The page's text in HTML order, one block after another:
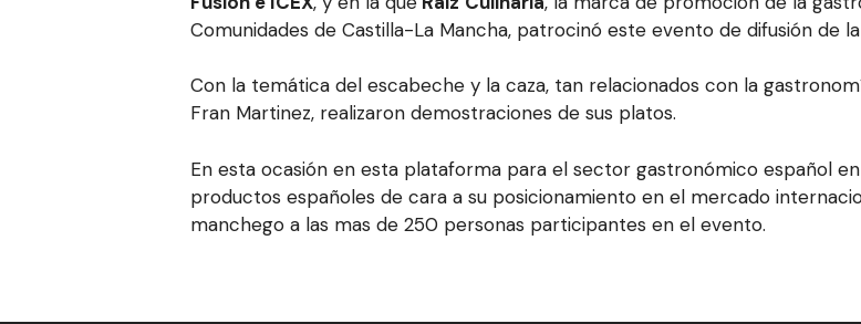
Comunidades de Castilla-La Mancha, patrocinó este evento de difusión de
Con la temática del escabeche y la caza, tan relacionados con la
Fran Martinez, realizaron demostraciones de sus platos.
En esta ocasión en esta plataforma para el sector gastronómico español
productos españoles de cara a su posicionamiento en el mercado
manchego a las mas de 250 personas participantes en el evento.